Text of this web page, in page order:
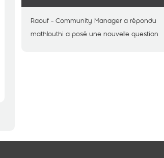
Raouf - Community Manager a répondu
mathlouthi a posé une nouvelle question